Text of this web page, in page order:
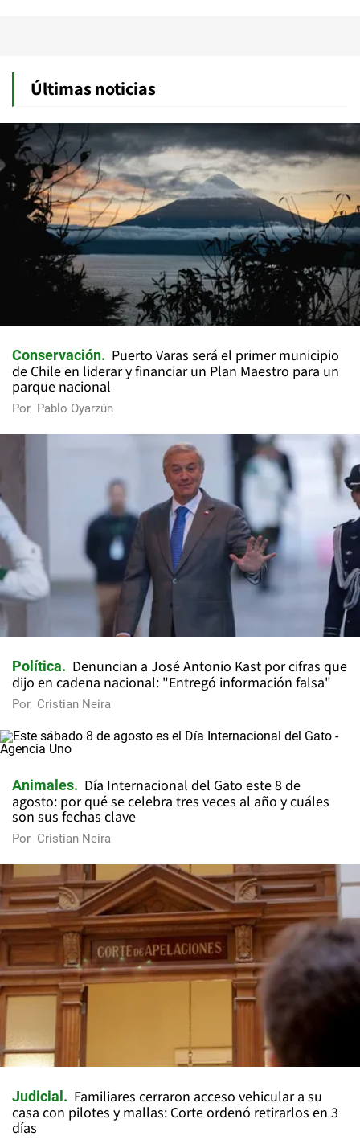
Últimas noticias
Conservación
Puerto Varas será el primer municipio
de Chile en liderar y financiar un Plan Maestro para un
parque nacional
Por Pablo Oyarzún
Política
Denuncian a José Antonio Kast por cifras que
dijo en cadena nacional: "Entregó información falsa"
Por Cristian Neira
Animales
Día Internacional del Gato este 8 de
agosto: por qué se celebra tres veces al año y cuáles
son sus fechas clave
Por Cristian Neira
Judicial
Familiares cerraron acceso vehicular a su
casa con pilotes y mallas: Corte ordenó retirarlos en 3
días